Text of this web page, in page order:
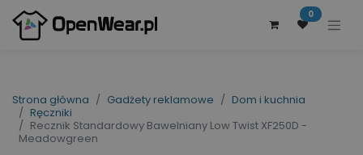
0
Strona główna Gadżety reklamowe
Dom i kuchnia
Ręczniki
Recznik Standardowy Bawelniany Low Twist XF250D -
Meadowgreen